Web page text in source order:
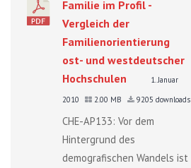
Familie im Profil -
Vergleich der
Familienorientierung
ost- und westdeutscher
Hochschulen
1. Januar
2010
2.00 MB 9205 downloads
CHE-AP133: Vor dem
Hintergrund des
demografischen Wandels ist